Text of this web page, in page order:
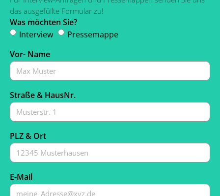
das ausgefüllte Formular zu!
Was möchten Sie?
Interview
Pressemappe
Vor- Name
Straße & HausNr.
PLZ & Ort
E-Mail